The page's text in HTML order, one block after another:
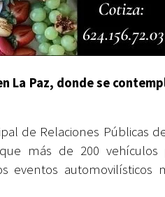
La Paz, donde se
de Relaciones Públicas
más de 200 vehículos
eventos automovilísticos